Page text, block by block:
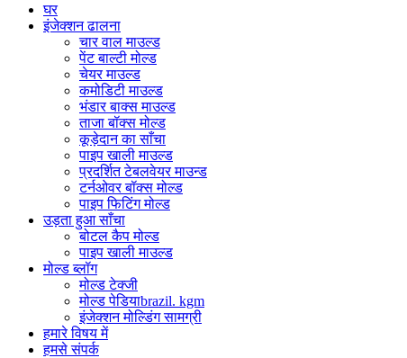
घर
इंजेक्शन ढालना
चार वाल माउल्ड
पेंट बाल्टी मोल्ड
चेयर माउल्ड
कमोडिटी माउल्ड
भंडार बाक्स माउल्ड
ताजा बॉक्स मोल्ड
कूड़ेदान का साँचा
पाइप खाली माउल्ड
प्रदर्शित टेबलवेयर माउन्ड
टर्नओवर बॉक्स मोल्ड
पाइप फिटिंग मोल्ड
उड़ता हुआ साँचा
बोटल कैप मोल्ड
पाइप खाली माउल्ड
मोल्ड ब्लॉग
मोल्ड टेक्जी
मोल्ड पेडियाbrazil. kgm
इंजेक्शन मोल्डिंग सामग्री
हमारे विषय में
हमसे संपर्क